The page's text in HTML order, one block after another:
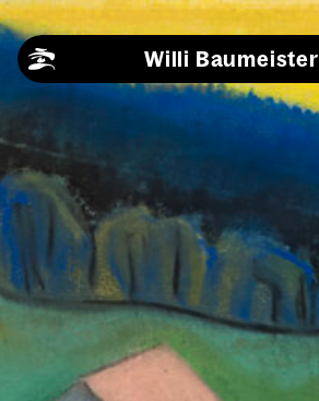
Skip to content
Willi Baumeister